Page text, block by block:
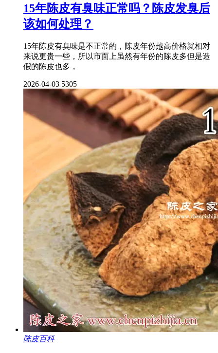
15年陈皮有臭味正常吗？陈皮发臭后
该如何处理？
15年陈皮有臭味是不正常的，陈皮年份越高价格就相对
来说更贵一些，所以市面上虽然有年份的陈皮多但是造
假的陈皮也多，
2026-04-03 5305
陈皮百科